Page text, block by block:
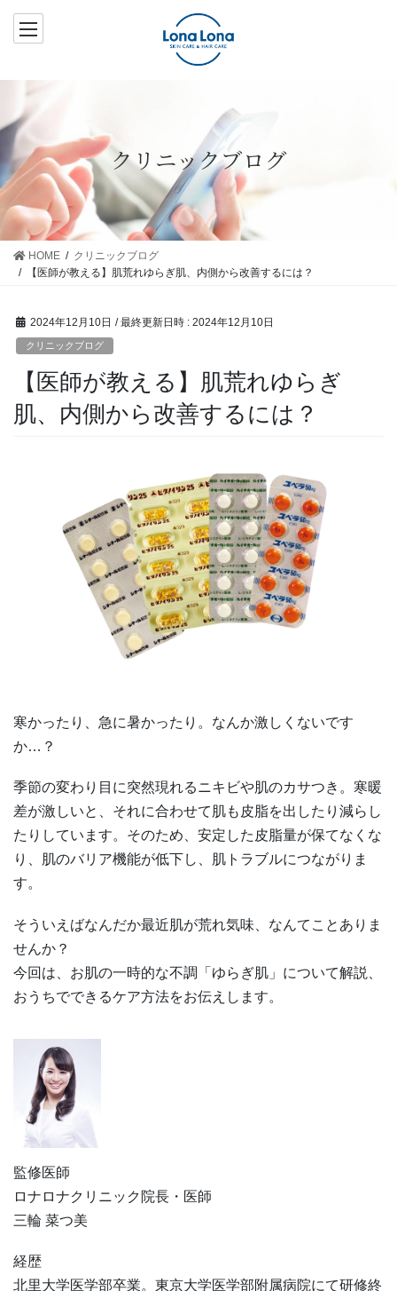
ッ
移
クリニックブログ
HOME
クリニックブログ
【医師が教える】肌荒れゆらぎ肌、内側から改善するには？
2024年12月10日 / 最終更新日時 : 2024年12月10日
クリニックブログ
【医師が教える】肌荒れゆらぎ
肌、内側から改善するには？
寒かったり、急に暑かったり。なんか激しくないです
か…？
季節の変わり目に突然現れるニキビや肌のカサつき。寒暖
差が激しいと、それに合わせて肌も皮脂を出したり減らし
たりしています。そのため、安定した皮脂量が保てなくな
り、肌のバリア機能が低下し、肌トラブルにつながりま
す。
そういえばなんだか最近肌が荒れ気味、なんてことありま
せんか？
今回は、お肌の一時的な不調「ゆらぎ肌」について解説、
おうちでできるケア方法をお伝えします。
監修医師
ロナロナクリニック院長・医師
三輪 菜つ美
経歴
北里大学医学部卒業。東京大学医学部附属病院にて研修終